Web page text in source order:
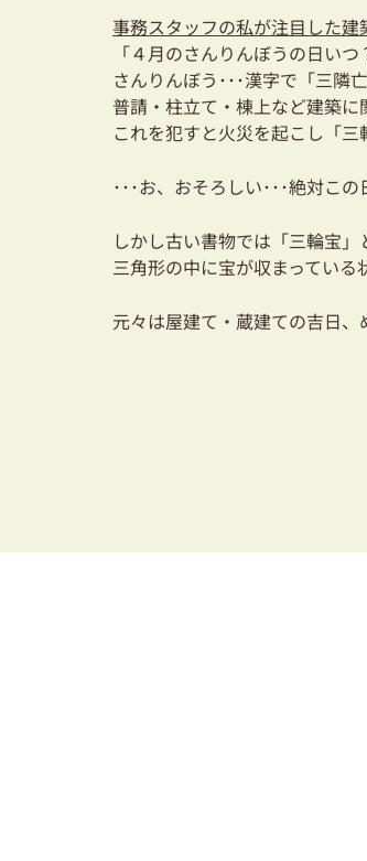
事務スタッフの私が注目した建
「４月のさんりんぼうの日い
さんりんぼう･･･漢字で「三隣亡
普請・柱立て・棟上など建築に
これを犯すと火災を起こし「三
･･･お、おそろしい･･･絶対この
しかし古い書物では「三輪宝
三角形の中に宝が収まっている
元々は屋建て・蔵建ての吉日